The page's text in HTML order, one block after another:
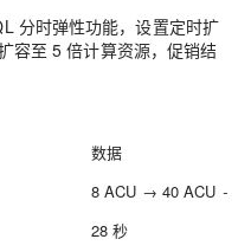
分时弹性功能，设置定时扩
至 5 倍计算资源，促销结
数据
8 ACU → 40 ACU → 8
28 秒